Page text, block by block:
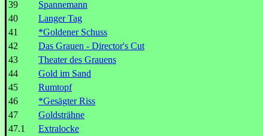
39 Spannemann
40
Langer Tag
41
*Goldener Schuss
42
Das Grauen - Director's Cut
43 Theater des Grauens
44
Gold im Sand
45
Rumtopf
46
*Gesägter Riss
47 Goldsträhne
47.1
Extralocke